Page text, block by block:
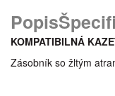
Popis
KOMPATIBILNÁ
Zásobník so žltým